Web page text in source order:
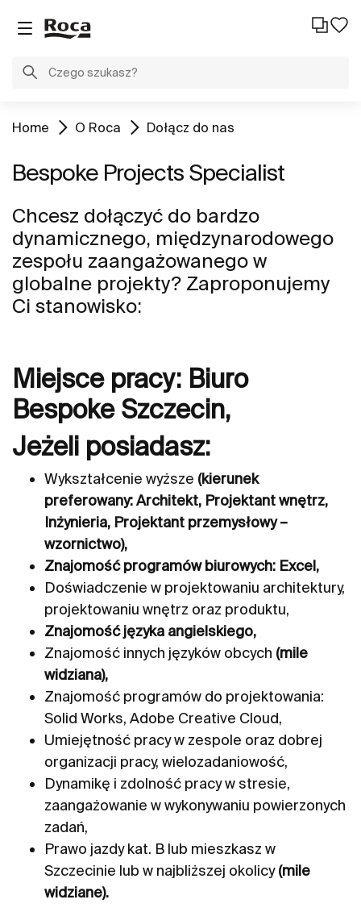
Home O Roca Dołącz do nas
Bespoke Projects Specialist
Chcesz dołączyć do bardzo
dynamicznego, międzynarodowego
zespołu zaangażowanego w
globalne projekty? Zaproponujemy
Ci stanowisko:
Miejsce pracy: Biuro
Bespoke Szczecin,
Jeżeli posiadasz:
Wykształcenie wyższe (kierunek
preferowany: Architekt, Projektant wnętrz,
Inżynieria, Projektant przemysłowy –
wzornictwo),
Znajomość programów biurowych: Excel,
Doświadczenie w projektowaniu architektury,
projektowaniu wnętrz oraz produktu,
Znajomość języka angielskiego,
Znajomość innych języków obcych (mile
widziana),
Znajomość programów do projektowania:
Solid Works, Adobe Creative Cloud,
Umiejętność pracy w zespole oraz dobrej
organizacji pracy, wielozadaniowość,
Dynamikę i zdolność pracy w stresie,
zaangażowanie w wykonywaniu powierzonych
zadań,
Prawo jazdy kat. B lub mieszkasz w
Szczecinie lub w najbliższej okolicy(mile
widziane).